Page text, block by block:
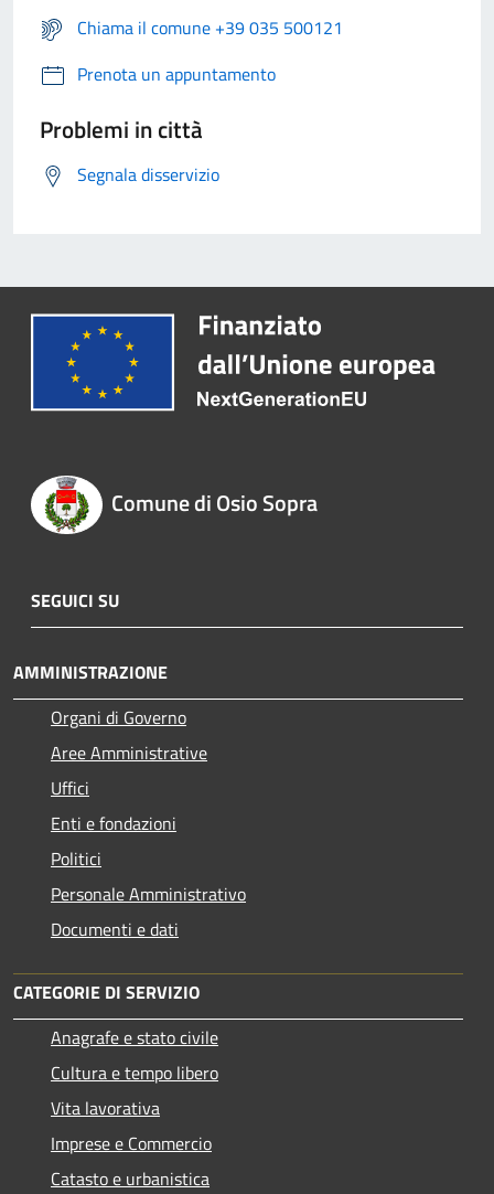
Chiama il comune +39 035 500121
Prenota un appuntamento
Problemi in città
Segnala disservizio
Comune di Osio Sopra
SEGUICI SU
AMMINISTRAZIONE
Organi di Governo
Aree Amministrative
Uffici
Enti e fondazioni
Politici
Personale Amministrativo
Documenti e dati
CATEGORIE DI SERVIZIO
Anagrafe e stato civile
Cultura e tempo libero
Vita lavorativa
Imprese e Commercio
Catasto e urbanistica